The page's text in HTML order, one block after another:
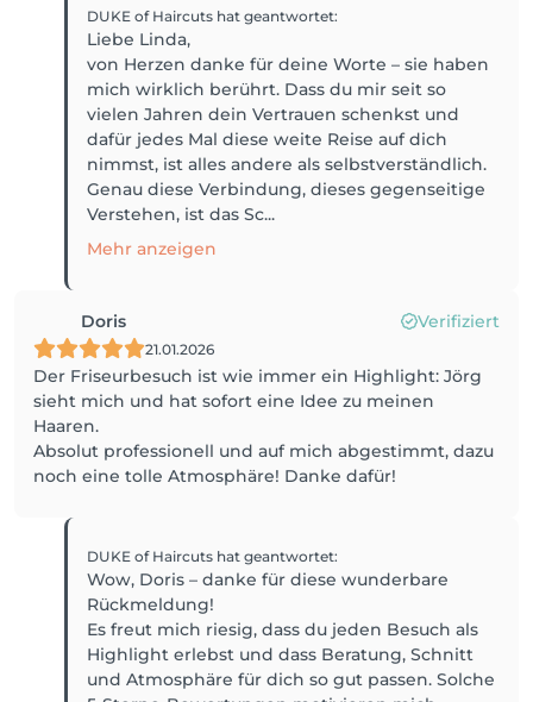
DUKE of Haircuts hat geantwortet:
Liebe Linda,
von Herzen danke für deine Worte – sie haben
mich wirklich berührt. Dass du mir seit so
vielen Jahren dein Vertrauen schenkst und
dafür jedes Mal diese weite Reise auf dich
nimmst, ist alles andere als selbstverständlich.
Genau diese Verbindung, dieses gegenseitige
Verstehen, ist das Sc...
Mehr anzeigen
Doris Verifiziert
21.01.2026
Der Friseurbesuch ist wie immer ein Highlight: Jörg
sieht mich und hat sofort eine Idee zu meinen
Haaren.
Absolut professionell und auf mich abgestimmt, dazu
noch eine tolle Atmosphäre! Danke dafür!
DUKE of Haircuts hat geantwortet:
Wow, Doris – danke für diese wunderbare
Rückmeldung!
Es freut mich riesig, dass du jeden Besuch als
Highlight erlebst und dass Beratung, Schnitt
und Atmosphäre für dich so gut passen. Solche